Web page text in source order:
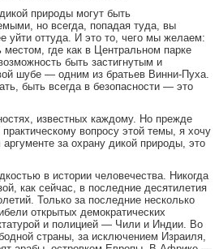
природы могут быть
но всегда, попадая туда, вы
уйти оттуда. И это то, чего мы желаем:
где как в Центральном парке
быть застигнутым и
шубе — одним из братьев Винни-Пуха.
быть всегда в безопасности — это
известных каждому. Но прежде
вопросу этой темы, я хочу
за охрану дикой природы, это
в истории человечества. Никогда
как сейчас, в последние десятилетия
Только за последние несколько
открытых демократических
и полицией — Чили и Индии. Во
страны, за исключением Израиля,